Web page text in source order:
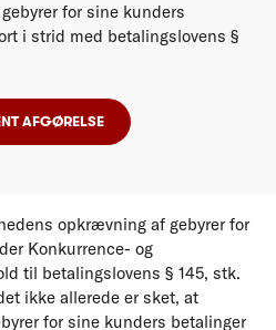
for sine kunders
i strid med betalingslovens §
AFGØRELSE
opkrævning af gebyrer for
Konkurrence- og
til betalingslovens § 145, stk.
ikke allerede er sket, at
for sine kunders betalinger